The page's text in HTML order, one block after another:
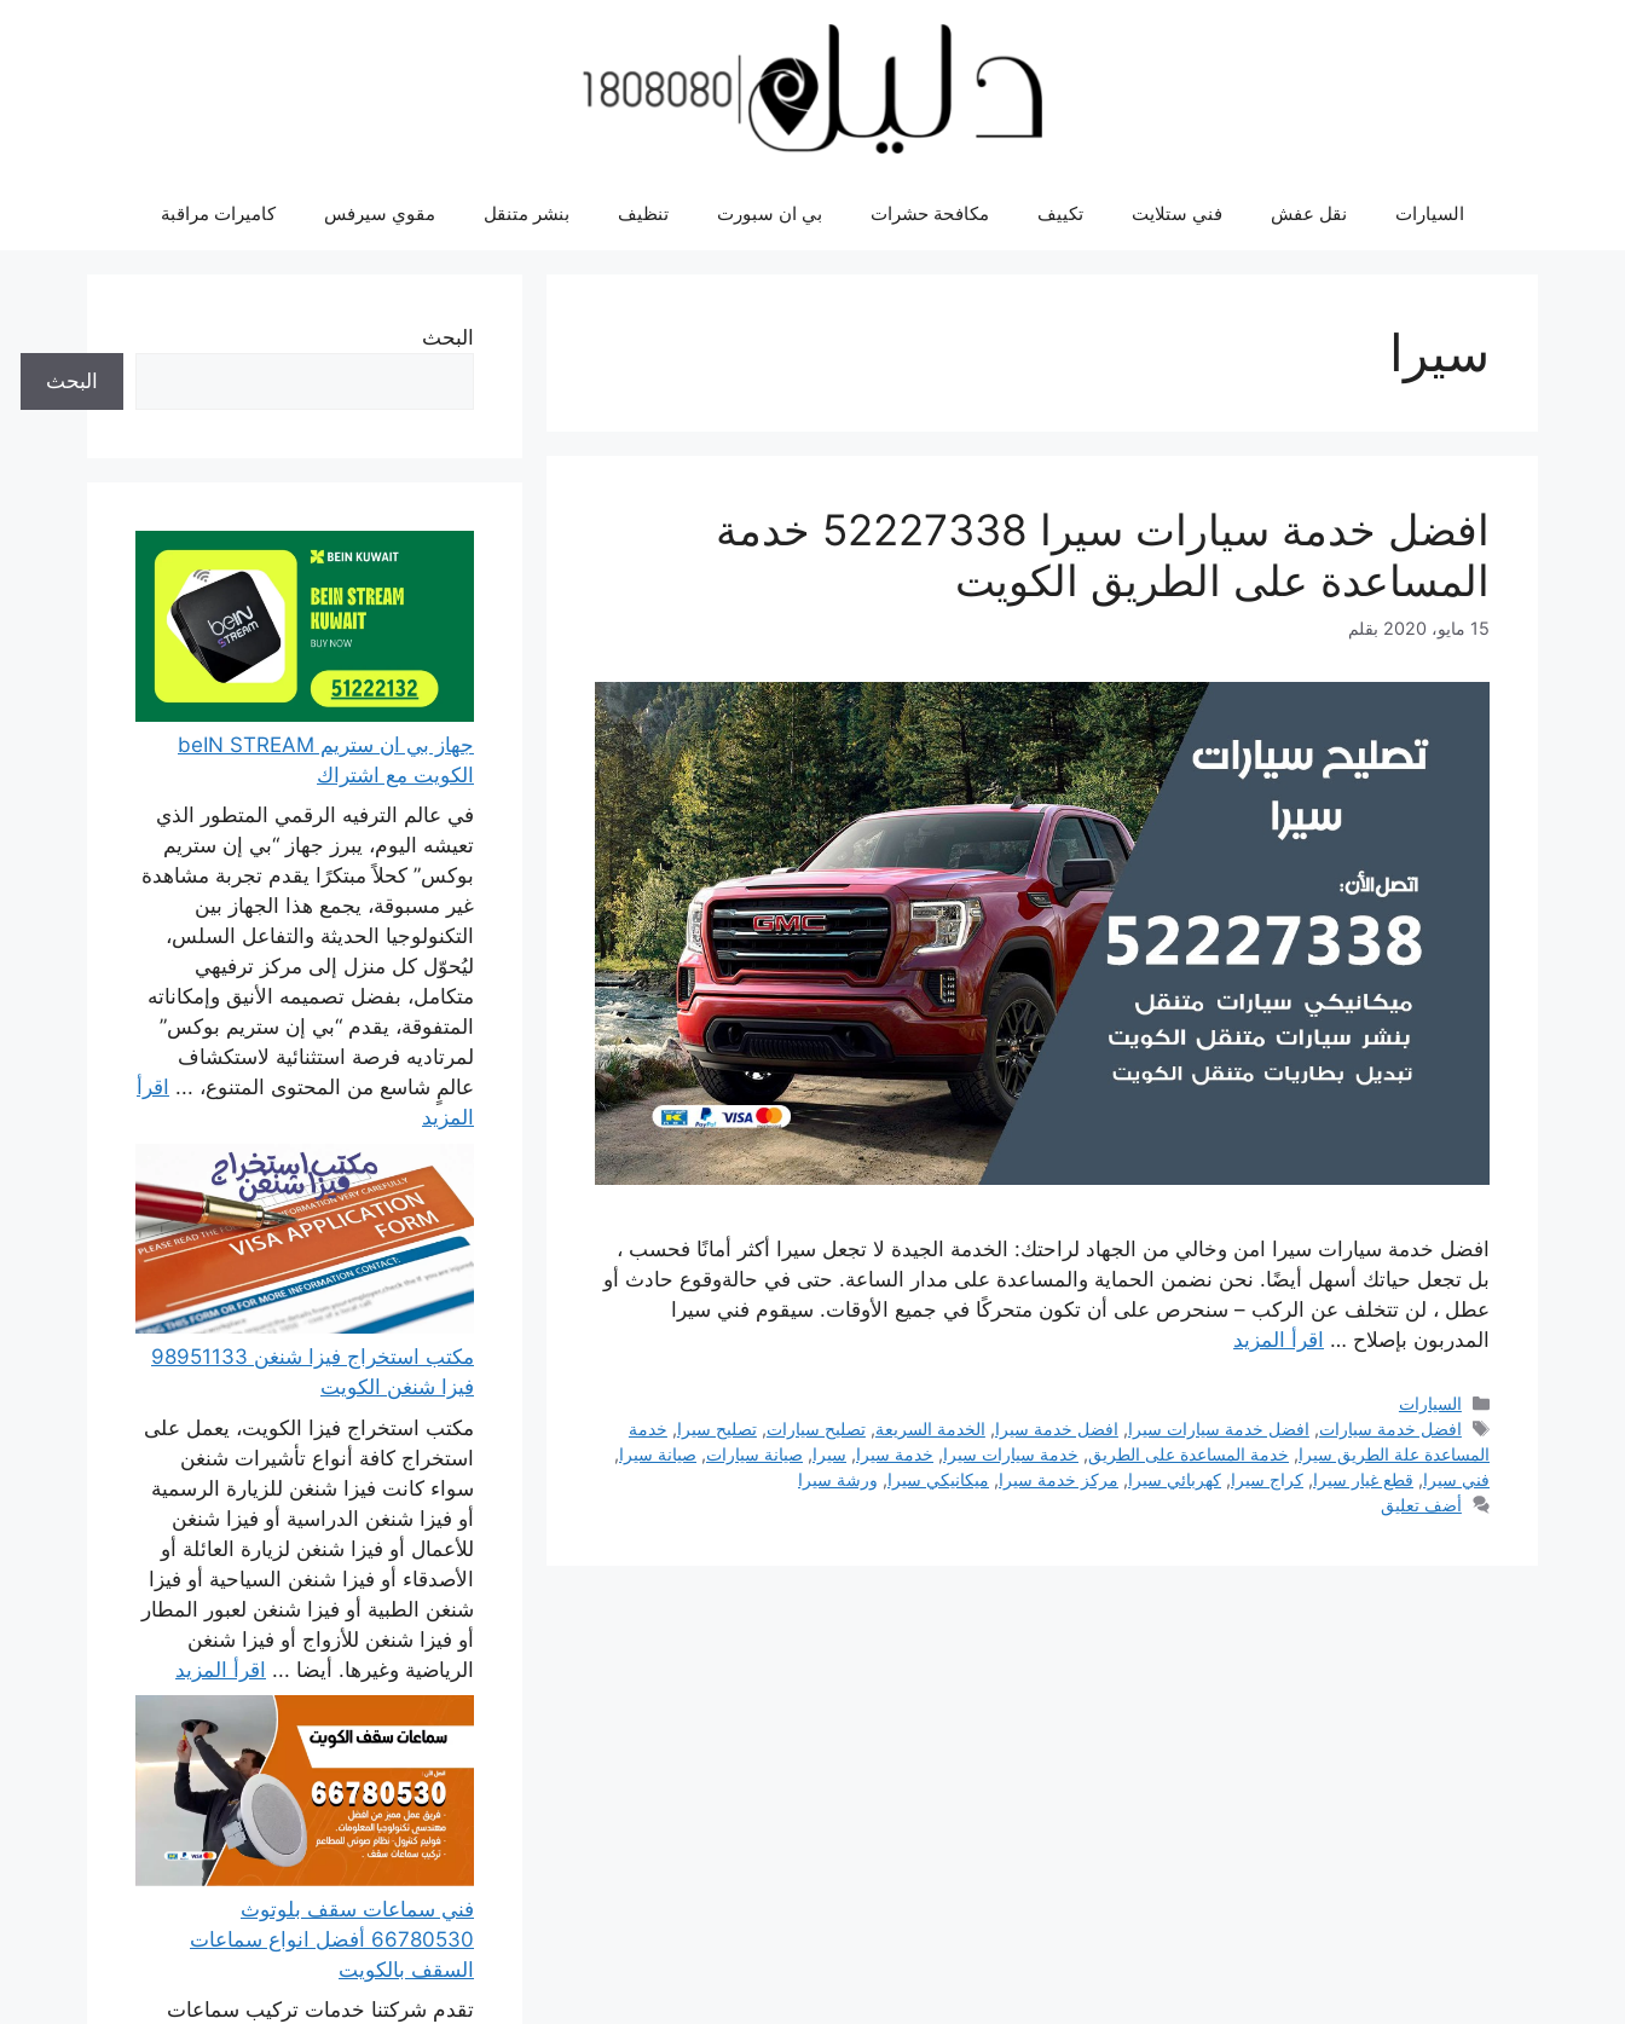
السيارات نقل عفش فني ستلايت تكييف مكافحة حشرات بي ان سبورت تنظيف بنشر متنقل مقوي سيرفس كاميرات مراقبة
سيرا
افضل خدمة سيارات سيرا 52227338 خدمة
المساعدة على الطريق الكويت
15 مايو، 2020 بقلم
افضل خدمة سيارات سيرا امن وخالي من الجهاد لراحتك: الخدمة الجيدة لا تجعل سيرا أكثر أمانًا فحسب ،
بل تجعل حياتك أسهل أيضًا. نحن نضمن الحماية والمساعدة على مدار الساعة. حتى في حالةوقوع حادث أو
عطل ، لن تتخلف عن الركب – سنحرص على أن تكون متحركًا في جميع الأوقات. سيقوم فني سيرا
المدربون بإصلاح … اقرأ المزيد
التصنيفات
السيارات
الوسوم
افضل خدمة سيارات, افضل خدمة سيارات سيرا, افضل خدمة سيرا, الخدمة السريعة,تصليح سيارات,تصليح سيرا, خدمة
المساعدة علة الطريق سيرا, خدمة المساعدة على الطريق, خدمة سيارات سيرا, خدمة سيرا, سيرا, صيانة سيارات, صيانة سيرا,
فني سيرا, قطع غيار سيرا, كراج سيرا, كهربائي سيرا, مركز خدمة سيرا, ميكانيكي سيرا, ورشة سيرا
أضف تعليق
البحث
البحث
جهاز بي ان ستريم beIN STREAM
الكويت مع اشتراك
في عالم الترفيه الرقمي المتطور الذي
تعيشه اليوم، يبرز جهاز “بي إن ستريم
بوكس” كحلاً مبتكرًا يقدم تجربة مشاهدة
غير مسبوقة، يجمع هذا الجهاز بين
التكنولوجيا الحديثة والتفاعل السلس،
ليُحوّل كل منزل إلى مركز ترفيهي
متكامل، بفضل تصميمه الأنيق وإمكاناته
المتفوقة، يقدم “بي إن ستريم بوكس”
لمرتاديه فرصة استثنائية لاستكشاف
عالمٍ شاسع من المحتوى المتنوع، ... اقرأ
المزيد
مكتب استخراج فيزا شنغن 98951133
فيزا شنغن الكويت
مكتب استخراج فيزا الكويت، يعمل على
استخراج كافة أنواع تأشيرات شنغن
سواء كانت فيزا شنغن للزيارة الرسمية
أو فيزا شنغن الدراسية أو فيزا شنغن
للأعمال أو فيزا شنغن لزيارة العائلة أو
الأصدقاء أو فيزا شنغن السياحية أو فيزا
شنغن الطبية أو فيزا شنغن لعبور المطار
أو فيزا شنغن للأزواج أو فيزا شنغن
الرياضية وغيرها. أيضا ... اقرأ المزيد
فني سماعات سقف بلوتوث
66780530 أفضل انواع سماعات
السقف بالكويت
تقدم شركتنا خدمات تركيب سماعات